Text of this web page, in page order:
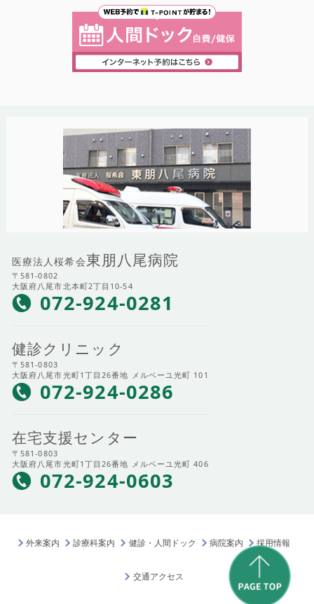
医療法人桜希会東朋八尾病院
〒581-0802
大阪府八尾市北本町2丁目10-54
072-924-0281
健診クリニック
〒581-0803
大阪府八尾市光町1丁目26番地 メルベーユ光町 101
072-924-0286
在宅支援センター
〒581-0803
大阪府八尾市光町1丁目26番地 メルベーユ光町 406
072-924-0603
外来案内 診療科案内 健診・人間ドック 病院案内 採用情報
交通アクセス